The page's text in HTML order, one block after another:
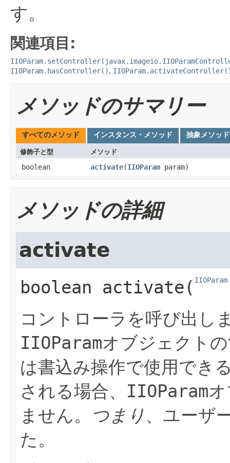
す。
関連項目:
IIOParam.hasController(),
メソッドのサマリー
すべてのメソッド インスタンス・メソッド 抽象メソッド
修飾子と型 メソッド
boolean activate​(IIOParam param)
メソッドの詳細
activate
boolean activate ​( IIOParam
コントローラを呼び出し
IIOParamオブジェクト
は書込み操作で使用でき
される場合、 IIOParam
ません。
つまり、ユーザ
た。